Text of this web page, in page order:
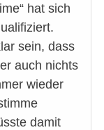
hat sich
sein, dass
auch nichts
wieder
damit